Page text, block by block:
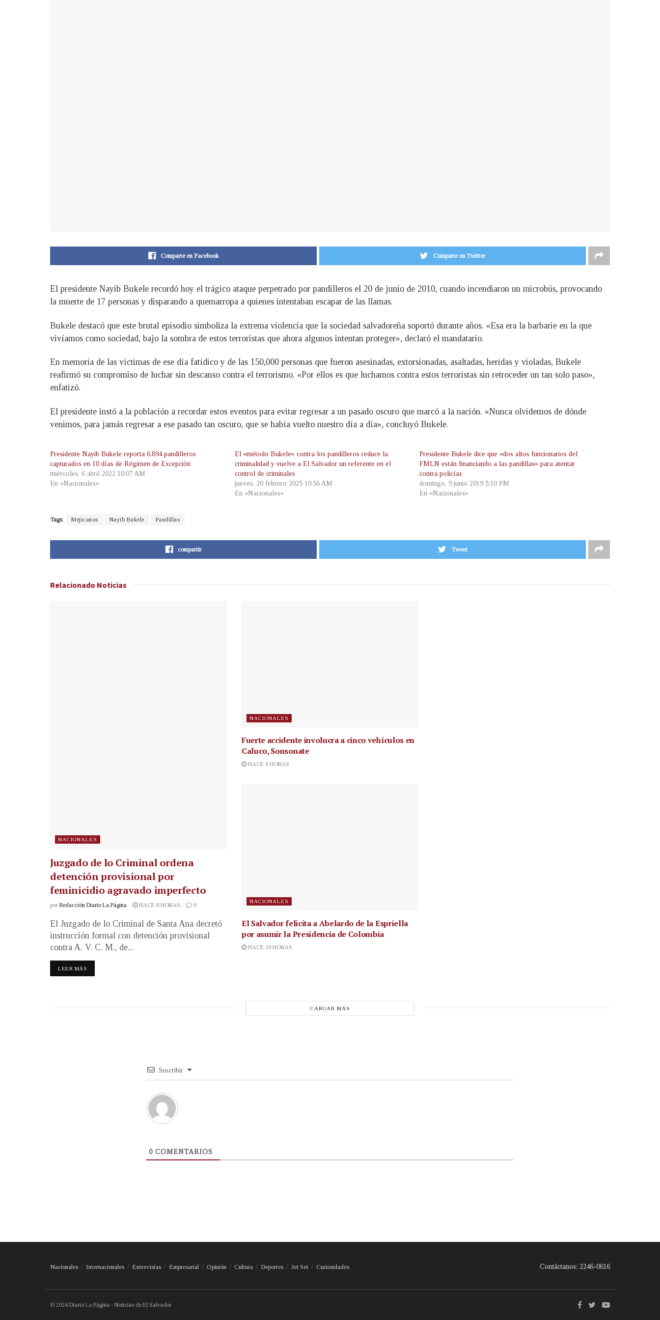
Comparte en Facebook Comparte en Twitter
El presidente Nayib Bukele recordó hoy el trágico ataque perpetrado por pandilleros el 20 de junio de 2010, cuando incendiaron un microbús, provocando
la muerte de 17 personas y disparando a quemarropa a quienes intentaban escapar de las llamas.
Bukele destacó que este brutal episodio simboliza la extrema violencia que la sociedad salvadoreña soportó durante años. «Esa era la barbarie en la que
vivíamos como sociedad, bajo la sombra de estos terroristas que ahora algunos intentan proteger», declaró el mandatario.
En memoria de las víctimas de ese día fatídico y de las 150,000 personas que fueron asesinadas, extorsionadas, asaltadas, heridas y violadas, Bukele
reafirmó su compromiso de luchar sin descanso contra el terrorismo. «Por ellos es que luchamos contra estos terroristas sin retroceder un tan solo paso»,
enfatizó.
El presidente instó a la población a recordar estos eventos para evitar regresar a un pasado oscuro que marcó a la nación. «Nunca olvidemos de dónde
venimos, para jamás regresar a ese pasado tan oscuro, que se había vuelto nuestro día a día», concluyó Bukele.
Presidente Nayib Bukele reporta 6,894 pandilleros
capturados en 10 días de Régimen de Excepción
miércoles, 6 abril 2022 10:07 AM
En «Nacionales»
El «método Bukele» contra los pandilleros reduce la
criminalidad y vuelve a El Salvador un referente en el
control de criminales
jueves, 20 febrero 2025 10:56 AM
En «Nacionales»
Presidente Bukele dice que «dos altos funcionarios del
FMLN están financiando a las pandillas» para atentar
contra policías
domingo, 9 junio 2019 5:10 PM
En «Nacionales»
Tags: Mejicanos Nayib Bukele Pandillas
compartir Tweet
Relacionado Noticias
NACIONALES
Juzgado de lo Criminal ordena
detención provisional por
feminicidio agravado imperfecto
por Redacción Diario La Página HACE 8 HORAS 0
El Juzgado de lo Criminal de Santa Ana decretó
instrucción formal con detención provisional
contra A. V. C. M., de...
LEER MÁS
NACIONALES
Fuerte accidente involucra a cinco vehículos en
Caluco, Sonsonate
HACE 9 HORAS
NACIONALES
El Salvador felicita a Abelardo de la Espriella
por asumir la Presidencia de Colombia
HACE 10 HORAS
CARGAR MÁS
Suscribir
0 COMENTARIOS
Nacionales Internacionales Entrevistas Empresarial Opinión Cultura Deportes Jet Set Curiosidades Contáctanos: 2246-0616
© 2024 Diario La Página - Noticias de El Salvador